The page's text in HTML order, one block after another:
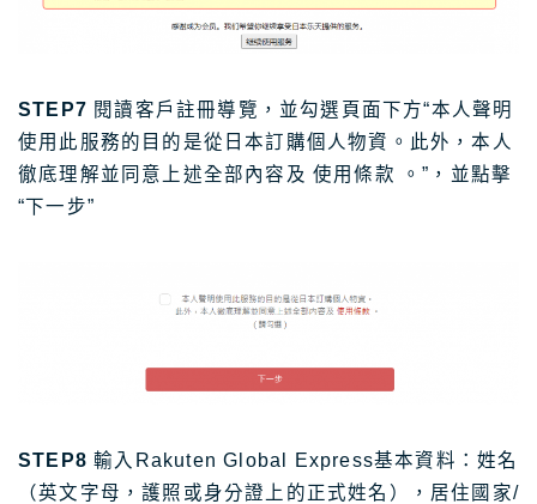
STEP7 閱讀客戶註冊導覽，並勾選頁面下方“本人聲明
使用此服務的目的是從日本訂購個人物資。此外，本人
徹底理解並同意上述全部內容及 使用條款 。”，並點擊
“下一步”
STEP8 輸入Rakuten Global Express基本資料：姓名
（英文字母，護照或身分證上的正式姓名），居住國家/